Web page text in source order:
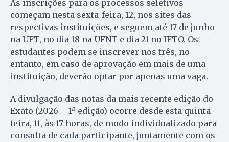
As inscrições para os processos seletivos
começam nesta sexta-feira, 12, nos sites das
respectivas instituições, e seguem até 17 de junho
na UFT, no dia 18 na UFNT e dia 21 no IFTO. Os
estudantes podem se inscrever nos três, no
entanto, em caso de aprovação em mais de uma
instituição, deverão optar por apenas uma vaga.
A divulgação das notas da mais recente edição do
Exato (2026 – 1ª edição) ocorre desde esta quinta-
feira, 11, às 17 horas, de modo individualizado para
consulta de cada participante, juntamente com os